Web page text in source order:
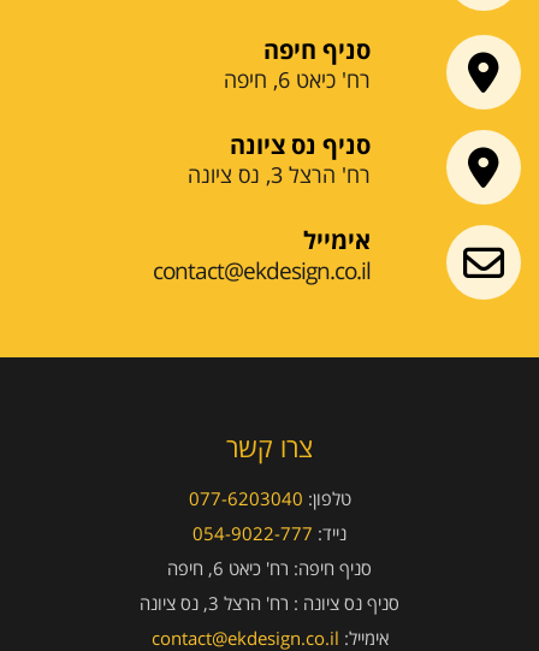
סניף חיפה
רח' כיאט 6, חיפה
סניף נס ציונה
רח' הרצל 3, נס ציונה
אימייל
contact@ekdesign.co.il
צרו קשר
טלפון: 077-6203040
נייד: 054-9022-777
סניף חיפה: רח' כיאט 6, חיפה
סניף נס ציונה : רח' הרצל 3, נס ציונה
אימייל: contact@ekdesign.co.il